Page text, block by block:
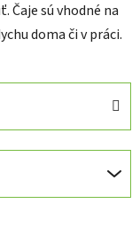
Čaje sú vhodné na
doma či v práci.